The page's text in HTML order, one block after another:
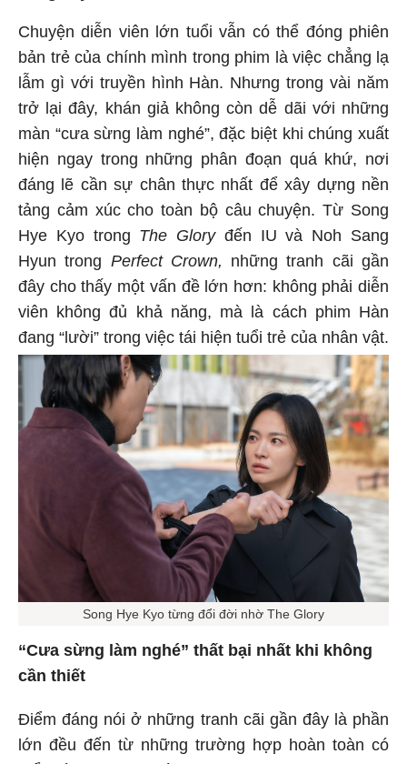
Chuyện diễn viên lớn tuổi vẫn có thể đóng phiên
bản trẻ của chính mình trong phim là việc chẳng lạ
lẫm gì với truyền hình Hàn. Nhưng trong vài năm
trở lại đây, khán giả không còn dễ dãi với những
màn “cưa sừng làm nghé”, đặc biệt khi chúng xuất
hiện ngay trong những phân đoạn quá khứ, nơi
đáng lẽ cần sự chân thực nhất để xây dựng nền
tảng cảm xúc cho toàn bộ câu chuyện. Từ Song
Hye Kyo trong The Gloryđến IU và Noh Sang
Hyun trong Perfect Crown, những tranh cãi gần
đây cho thấy một vấn đề lớn hơn: không phải diễn
viên không đủ khả năng, mà là cách phim Hàn
đang “lười” trong việc tái hiện tuổi trẻ của nhân vật.
Song Hye Kyo từng đổi đời nhờ The Glory
“Cưa sừng làm nghé” thất bại nhất khi không
cần thiết
Điểm đáng nói ở những tranh cãi gần đây là phần
lớn đều đến từ những trường hợp hoàn toàn có